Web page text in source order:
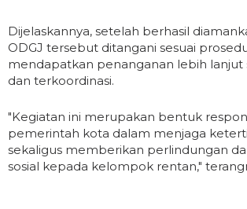
Dijelaskannya, setelah berhasil
ODGJ tersebut ditangani sesuai
mendapatkan penanganan lebih lanjut
dan terkoordinasi.
"Kegiatan ini merupakan bentuk
pemerintah kota dalam menjaga
sekaligus memberikan perlindungan
sosial kepada kelompok rentan,"